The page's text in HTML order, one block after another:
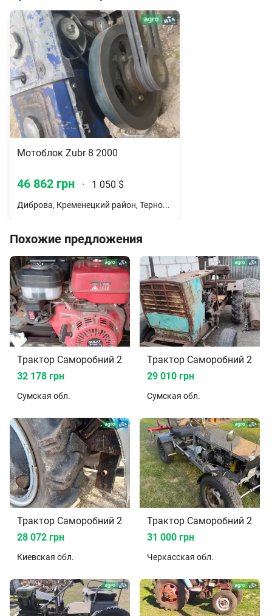
Мотоблок Zubr 8 2000
46 862 грн · 1 050 $
Диброва, Кременецкий район, Тернопольская обл.
Похожие предложения
Трактор Саморобний 2010
32 178 грн
Сумская обл.
Трактор Саморобний 2013
29 010 грн
Сумская обл.
Трактор Саморобний 2021
28 072 грн
Киевская обл.
Трактор Саморобний 2024
31 000 грн
Черкасская обл.